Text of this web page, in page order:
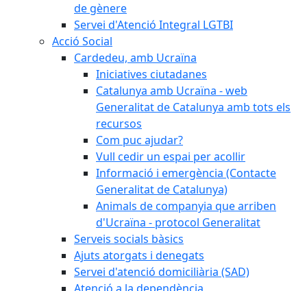
de gènere
Servei d'Atenció Integral LGTBI
Acció Social
Cardedeu, amb Ucraïna
Iniciatives ciutadanes
Catalunya amb Ucraïna - web
Generalitat de Catalunya amb tots els
recursos
Com puc ajudar?
Vull cedir un espai per acollir
Informació i emergència (Contacte
Generalitat de Catalunya)
Animals de companyia que arriben
d'Ucraïna - protocol Generalitat
Serveis socials bàsics
Ajuts atorgats i denegats
Servei d'atenció domiciliària (SAD)